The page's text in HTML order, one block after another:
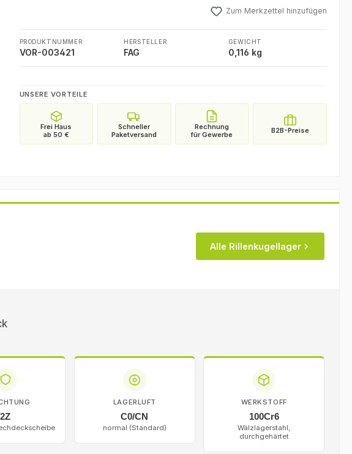
Zum Merkzettel hinzufügen
PRODUKTNUMMER
VOR-003421
HERSTELLER
FAG
GEWICHT
0,116 kg
UNSERE VORTEILE
Alle Rillenkugellager
2Z
LAGERLUFT
C0/CN
normal (Standard)
WERKSTOFF
100Cr6
Wälzlagerstahl,
durchgehärtet